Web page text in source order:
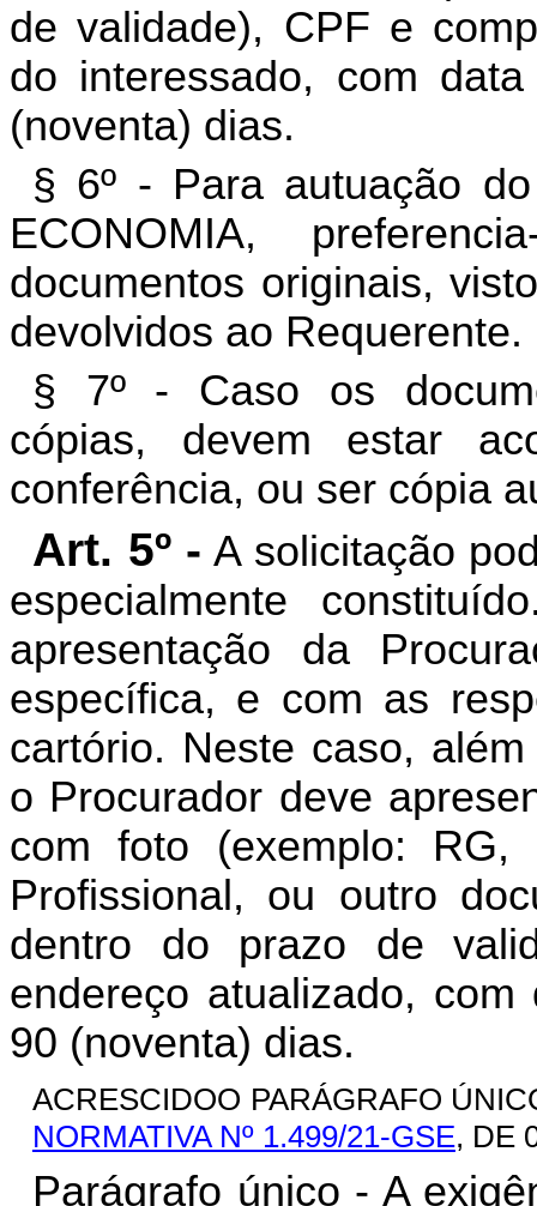
de validade), CPF e
do interessado, com
(noventa) dias.
§ 6º - Para autuação
ECONOMIA,
documentos originais,
devolvidos ao Requerente.
§ 7º - Caso os
cópias, devem estar
conferência, ou ser cópia
Art. 5º - A solicitação
especialmente
apresentação da
específica, e com as
cartório. Neste caso,
o Procurador deve
com foto (exemplo: RG,
Profissional, ou outro
dentro do prazo de
endereço atualizado,
90 (noventa) dias.
ACRESCIDOO PARÁGRAFO
NORMATIVA Nº 1.499/21-GSE, DE
Parágrafo único - A